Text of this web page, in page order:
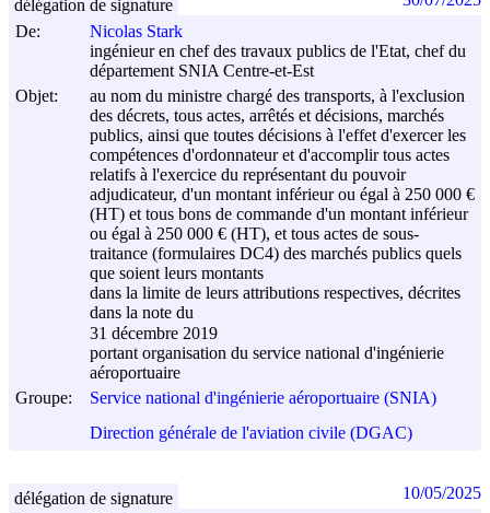
De:
Nicolas Stark
ingénieur en chef des travaux publics de l'Etat, chef du
département SNIA Centre-et-Est
Objet:
au nom du ministre chargé des transports, à l'exclusion
des décrets, tous actes, arrêtés et décisions, marchés
publics, ainsi que toutes décisions à l'effet d'exercer les
compétences d'ordonnateur et d'accomplir tous actes
relatifs à l'exercice du représentant du pouvoir
adjudicateur, d'un montant inférieur ou égal à 250 000 €
(HT) et tous bons de commande d'un montant inférieur
ou égal à 250 000 € (HT), et tous actes de sous-
traitance (formulaires DC4) des marchés publics quels
que soient leurs montants
dans la limite de leurs attributions respectives, décrites
dans la note du
31 décembre 2019
portant organisation du service national d'ingénierie
aéroportuaire
Groupe:
Service national d'ingénierie aéroportuaire (SNIA)
Direction générale de l'aviation civile (DGAC)
délégation de signature
délégation de signature 10/05/2025